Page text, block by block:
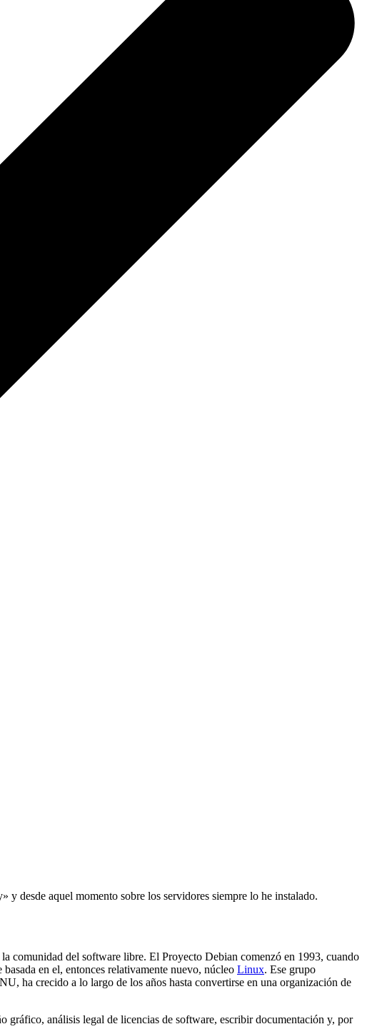
y desde aquel momento sobre los servidores siempre lo he instalado.
comunidad del software libre. El Proyecto Debian comenzó en 1993, cuando
en el, entonces relativamente nuevo, núcleo Linux. Ese grupo
ha crecido a lo largo de los años hasta convertirse en una organización de
gráfico, análisis legal de licencias de software, escribir documentación y, por